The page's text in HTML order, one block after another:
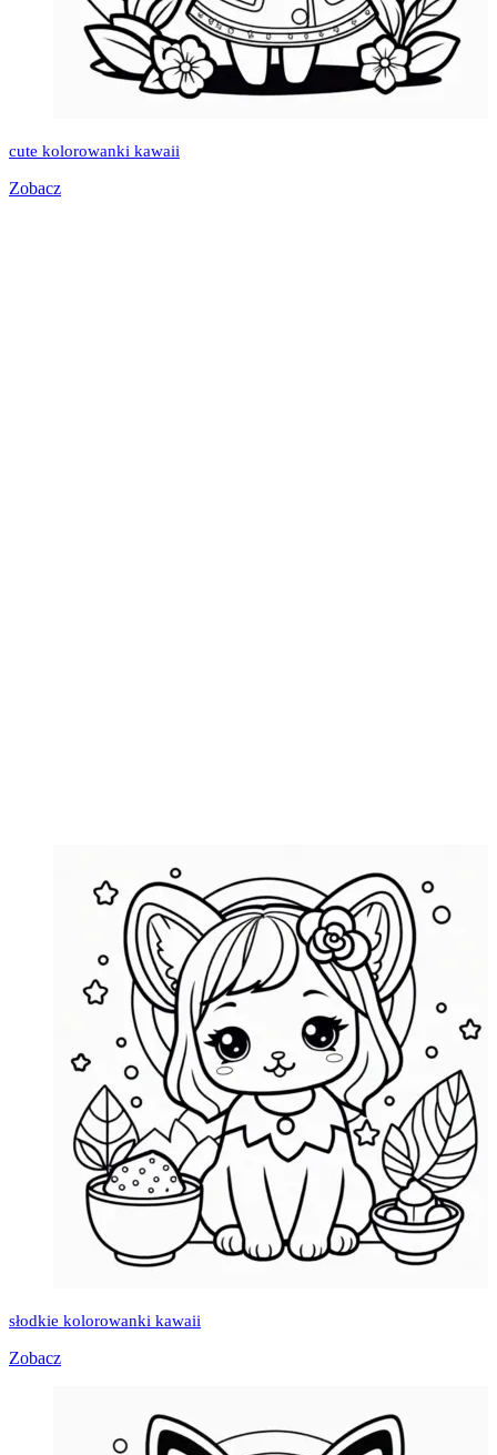
cute kolorowanki kawaii
Zobacz
słodkie kolorowanki kawaii
Zobacz